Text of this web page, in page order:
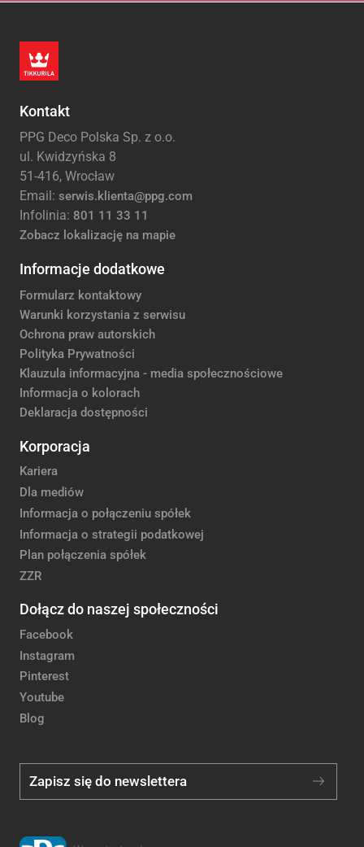
Kontakt
PPG Deco Polska Sp. z o.o.
ul. Kwidzyńska 8
51-416, Wrocław
Email: serwis.klienta@ppg.com
Infolinia: 801 11 33 11
Zobacz lokalizację na mapie
Informacje dodatkowe
Formularz kontaktowy
Warunki korzystania z serwisu
Ochrona praw autorskich
Polityka Prywatności
Klauzula informacyjna - media społecznościowe
Informacja o kolorach
Deklaracja dostępności
Korporacja
Kariera
Dla mediów
Informacja o połączeniu spółek
Informacja o strategii podatkowej
Plan połączenia spółek
ZZR
Dołącz do naszej społeczności
Facebook
Instagram
Pinterest
Youtube
Blog
Zapisz się do newslettera